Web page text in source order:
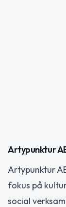
Artypunktur
Artypunktur
fokus på
social